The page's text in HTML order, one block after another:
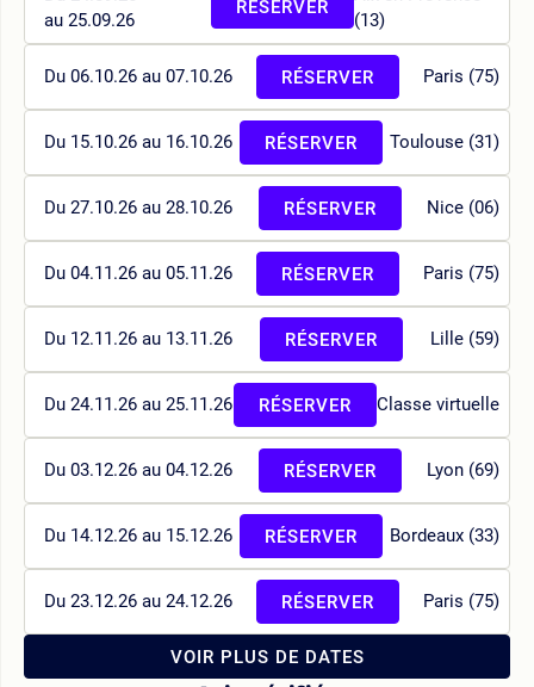
au 25.09.26
(13)
RÉSERVER
Du 06.10.26 au 07.10.26 Paris (75)
RÉSERVER
Du 15.10.26 au 16.10.26 Toulouse (31)
RÉSERVER
Du 27.10.26 au 28.10.26 Nice (06)
RÉSERVER
Du 04.11.26 au 05.11.26 Paris (75)
RÉSERVER
Du 12.11.26 au 13.11.26 Lille (59)
RÉSERVER
Du 24.11.26 au 25.11.26 Classe virtuelle
RÉSERVER
Du 03.12.26 au 04.12.26 Lyon (69)
RÉSERVER
Du 14.12.26 au 15.12.26 Bordeaux (33)
RÉSERVER
Du 23.12.26 au 24.12.26 Paris (75)
RÉSERVER
VOIR PLUS DE DATES